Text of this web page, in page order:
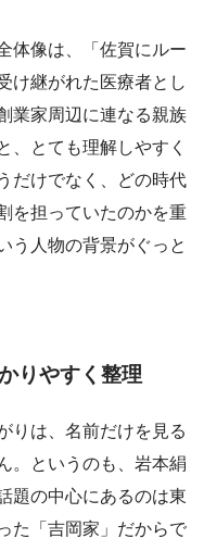
体像は、「佐賀にルー
け継がれた医療者とし
業家周辺に連なる親族
、とても理解しやすく
だけでなく、どの時代
を担っていたのかを重
う人物の背景がぐっと
りやすく整理
りは、名前だけを見る
。というのも、岩本絹
題の中心にあるのは東
た「吉岡家」だからで